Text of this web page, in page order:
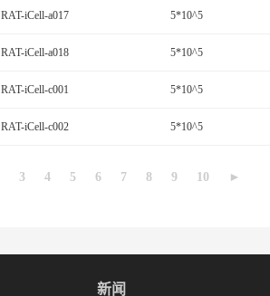
RAT-iCell-a017 5*10^5
RAT-iCell-a018 5*10^5
RAT-iCell-c001 5*10^5
RAT-iCell-c002 5*10^5
3 4 5 6 7 8 9 10 ►
新闻